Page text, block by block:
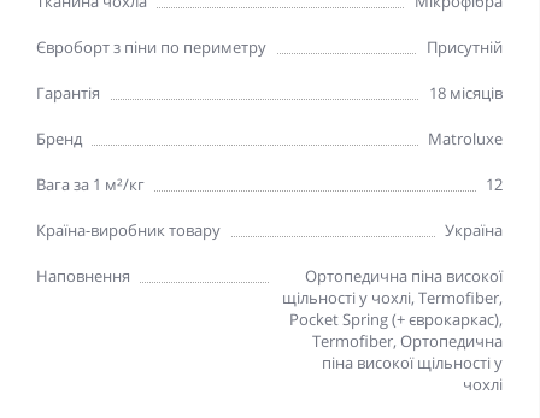
Євроборт з піни по периметру Присутній
Гарантія 18 місяців
Бренд Matroluxe
Вага за 1 м²/кг 12
Країна-виробник товару Україна
Наповнення
Ортопедична піна високої
щільності у чохлі, Termofiber,
Pocket Spring (+ єврокаркас),
Termofiber, Ортопедична
піна високої щільності у
чохлі